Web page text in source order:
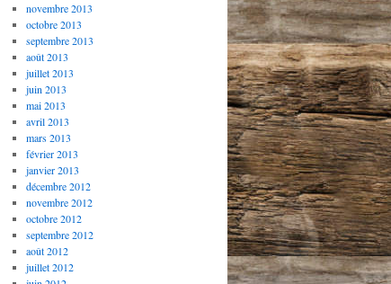
novembre 2013
octobre 2013
septembre 2013
août 2013
juillet 2013
juin 2013
mai 2013
avril 2013
mars 2013
février 2013
janvier 2013
décembre 2012
novembre 2012
octobre 2012
septembre 2012
août 2012
juillet 2012